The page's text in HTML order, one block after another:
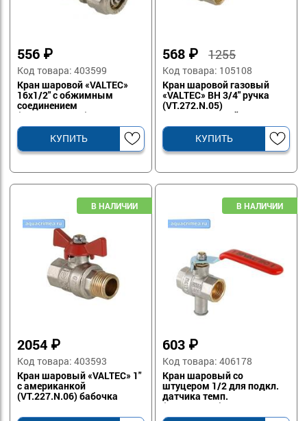
556 ₽
Код товара: 403599
Кран шаровой «VALTEC»
16х1/2" с обжимным
соединением
(VT.341.N.1604)
КУПИТЬ
568 ₽1255
Код товара: 105108
Кран шаровой газовый
«VALTEC» ВН 3/4" ручка
(VT.272.N.05)
полнопроходной
КУПИТЬ
2054 ₽
Код товара: 403593
Кран шаровый «VALTEC» 1"
с американкой
(VT.227.N.06) бабочка
603 ₽
Код товара: 406178
Кран шаровый со
штуцером 1/2 для подкл.
датчика темп.
(VT.247.N.04)